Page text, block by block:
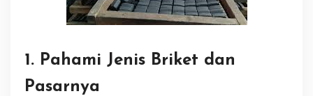
1. Pahami Jenis Briket dan
Pasarnya